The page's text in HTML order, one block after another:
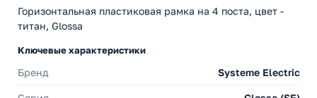
Горизонтальная пластиковая рамка на 4 поста, цвет -
титан, Glossa
Ключевые характеристики
Бренд Systeme Electric